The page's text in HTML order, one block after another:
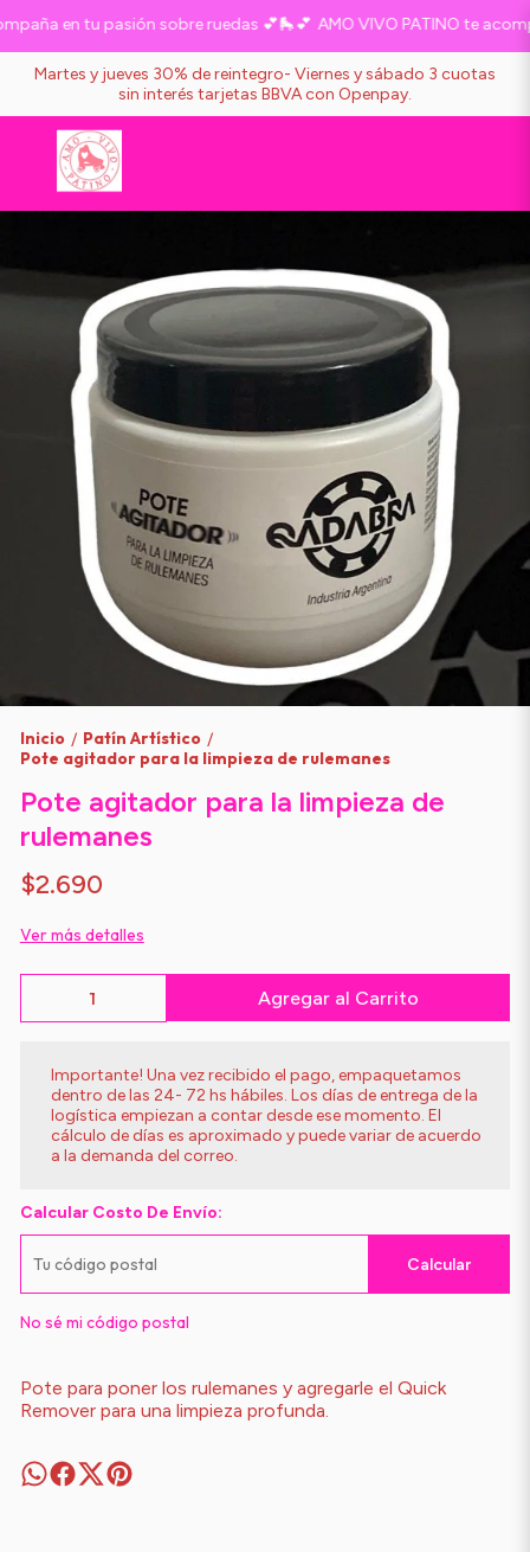
en tu pasión sobre ruedas 💕🛼💕 AMO VIVO PATINO te
Martes y jueves 30% de reintegro- Viernes y sábado 3 cuotas
sin interés tarjetas BBVA con Openpay.
Inicio / Patín Artístico /
Pote agitador para la limpieza de rulemanes
Pote agitador para la limpieza de
rulemanes
$2.690
Ver más detalles
Agregar al Carrito
Importante! Una vez recibido el pago, empaquetamos
dentro de las 24- 72 hs hábiles. Los días de entrega de la
logística empiezan a contar desde ese momento. El
cálculo de días es aproximado y puede variar de acuerdo
a la demanda del correo.
Calcular Costo De Envío:
Calcular
No sé mi código postal
Pote para poner los rulemanes y agregarle el Quick
Remover para una limpieza profunda.